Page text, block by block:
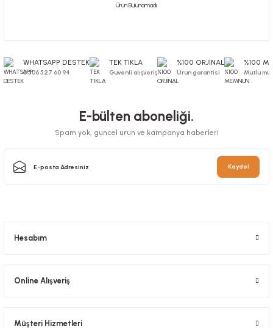
Ürün Bulunamadı.
WHATSAPP DESTEK
0 506 527 60 94
TEK TIKLA
Güvenli alışveriş
%100 ORJİNAL
Ürün garantisi
%100
Mutlu
E-bülten aboneliği.
Spam yok, güncel ürün ve kampanya haberleri
Kaydol
Hesabım
Online Alışveriş
Müşteri Hizmetleri